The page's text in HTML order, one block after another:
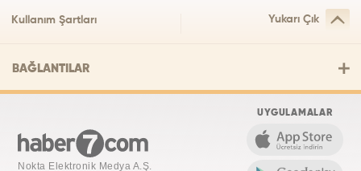
Kullanım Şartları Yukarı Çık
BAĞLANTILAR
Nokta Elektronik Medya A.Ş.
UYGULAMALAR